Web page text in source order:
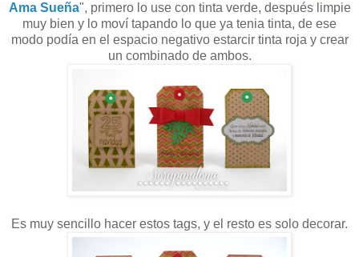
Ama Sueña", primero lo use con tinta verde, después limpie
muy bien y lo moví tapando lo que ya tenia tinta, de ese
modo podía en el espacio negativo estarcir tinta roja y crear
un combinado de ambos.
Es muy sencillo hacer estos tags, y el resto es solo decorar.